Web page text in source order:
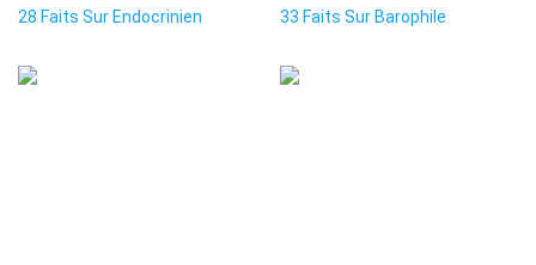
28 Faits Sur Endocrinien 33 Faits Sur Barophile